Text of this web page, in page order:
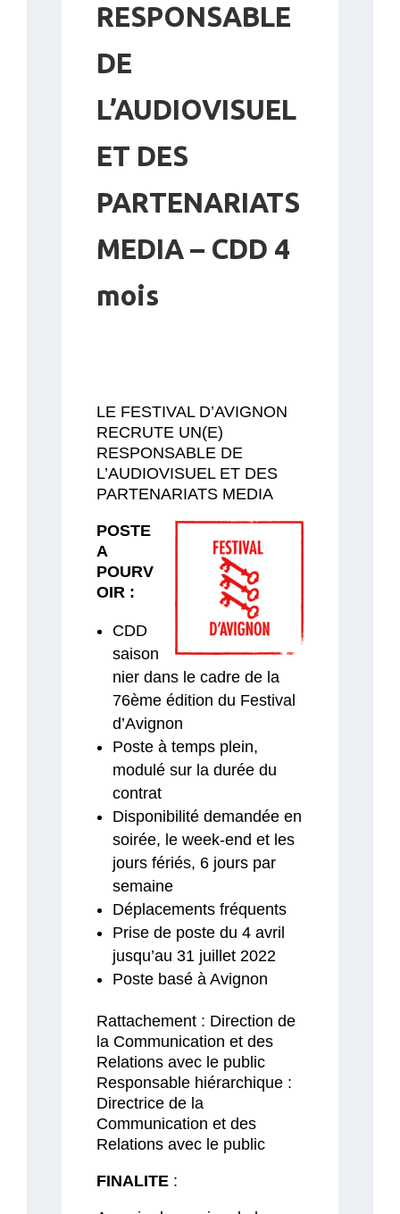
RESPONSABLE
DE
L’AUDIOVISUEL
ET DES
PARTENARIATS
MEDIA – CDD 4
mois
LE FESTIVAL D’AVIGNON
RECRUTE UN(E)
RESPONSABLE DE
L’AUDIOVISUEL ET DES
PARTENARIATS MEDIA
POSTE
A
POURV
OIR :
CDD
saison
nier dans le cadre de la
76ème édition du Festival
d’Avignon
Poste à temps plein,
modulé sur la durée du
contrat
Disponibilité demandée en
soirée, le week-end et les
jours fériés, 6 jours par
semaine
Déplacements fréquents
Prise de poste du 4 avril
jusqu’au 31 juillet 2022
Poste basé à Avignon
Rattachement : Direction de
la Communication et des
Relations avec le public
Responsable hiérarchique :
Directrice de la
Communication et des
Relations avec le public
FINALITE: